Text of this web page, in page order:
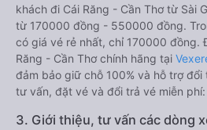
khách đi Cái Răng - Cần Thơ từ Sài
từ 170000 đồng - 550000 đồng.
có giá vé rẻ nhất, chỉ 170000 đồng.
Răng - Cần Thơ chính hãng tại
đảm bảo giữ chỗ 100% và hỗ trợ đổi
tư vấn, đặt vé và đổi trả vé miễn phí:
3. Giới thiệu, tư vấn các dòng